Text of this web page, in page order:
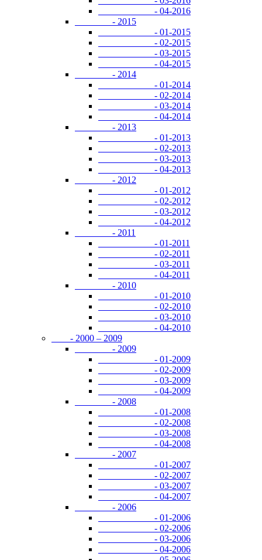
- 04-2016
- 2015
- 01-2015
- 02-2015
- 03-2015
- 04-2015
- 2014
- 01-2014
- 02-2014
- 03-2014
- 04-2014
- 2013
- 01-2013
- 02-2013
- 03-2013
- 04-2013
- 2012
- 01-2012
- 02-2012
- 03-2012
- 04-2012
- 2011
- 01-2011
- 02-2011
- 03-2011
- 04-2011
- 2010
- 01-2010
- 02-2010
- 03-2010
- 04-2010
- 2000 – 2009
- 2009
- 01-2009
- 02-2009
- 03-2009
- 04-2009
- 2008
- 01-2008
- 02-2008
- 03-2008
- 04-2008
- 2007
- 01-2007
- 02-2007
- 03-2007
- 04-2007
- 2006
- 01-2006
- 02-2006
- 03-2006
- 04-2006